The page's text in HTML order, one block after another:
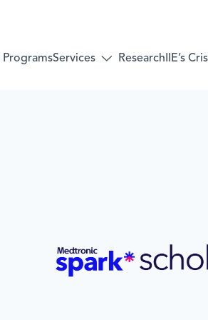
ProgramsServices
Research IIE’s